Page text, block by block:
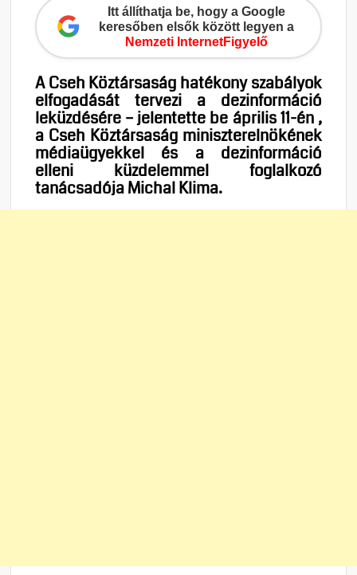
Itt állíthatja be, hogy a Google
keresőben elsők között legyen a
Nemzeti InternetFigyelő
A Cseh Köztársaság hatékony szabályok
elfogadását tervezi a dezinformáció
leküzdésére – jelentette be április 11-én ,
a Cseh Köztársaság miniszterelnökének
médiaügyekkel és a dezinformáció
elleni küzdelemmel foglalkozó
tanácsadójaMichal Klima.